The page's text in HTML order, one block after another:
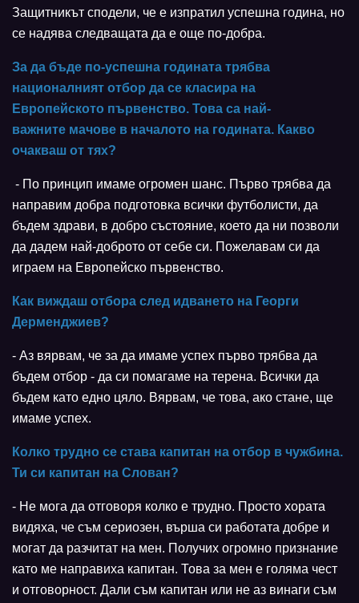
Защитникът сподели, че е изпратил успешна година, но
се надява следващата да е още по-добра.
За да бъде по-успешна годината трябва
националният отбор да се класира на
Европейското първенство. Това са най-
важните мачове в началото на годината. Какво
очакваш от тях?
- По принцип имаме огромен шанс. Първо трябва да
направим добра подготовка всички футболисти, да
бъдем здрави, в добро състояние, което да ни позволи
да дадем най-доброто от себе си. Пожелавам си да
играем на Европейско първенство.
Как виждаш отбора след идването на Георги
Дерменджиев?
- Аз вярвам, че за да имаме успех първо трябва да
бъдем отбор - да си помагаме на терена. Всички да
бъдем като едно цяло. Вярвам, че това, ако стане, ще
имаме успех.
Колко трудно се става капитан на отбор в чужбина.
Ти си капитан на Слован?
- Не мога да отговоря колко е трудно. Просто хората
видяха, че съм сериозен, върша си работата добре и
могат да разчитат на мен. Получих огромно признание
като ме направиха капитан. Това за мен е голяма чест
и отговорност. Дали съм капитан или не аз винаги съм